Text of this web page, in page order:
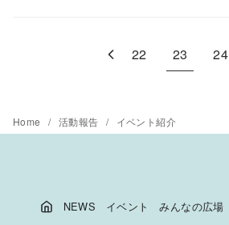
22 23 24
Home 活動報告 イベント紹介
NEWS イベント みんなの広場